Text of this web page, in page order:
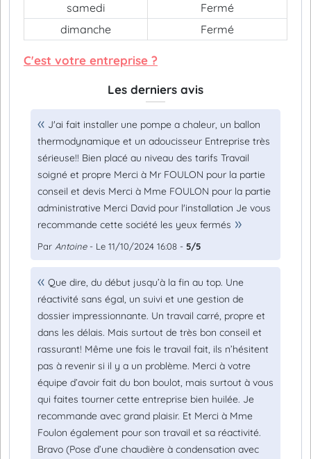
samedi
Fermé
dimanche
Fermé
C'est votre entreprise ?
Les derniers avis
J'ai fait installer une pompe a chaleur, un ballon
thermodynamique et un adoucisseur Entreprise très
sérieuse!! Bien placé au niveau des tarifs Travail
soigné et propre Merci à Mr FOULON pour la partie
conseil et devis Merci à Mme FOULON pour la partie
administrative Merci David pour l'installation Je vous
recommande cette société les yeux fermés
Par Antoine- Le 11/10/2024 16:08 - 5/5
Que dire, du début jusqu’à la fin au top. Une
réactivité sans égal, un suivi et une gestion de
dossier impressionnante. Un travail carré, propre et
dans les délais. Mais surtout de très bon conseil et
rassurant! Même une fois le travail fait, ils n’hésitent
pas à revenir si il y a un problème. Merci à votre
équipe d’avoir fait du bon boulot, mais surtout à vous
qui faites tourner cette entreprise bien huilée. Je
recommande avec grand plaisir. Et Merci à Mme
Foulon également pour son travail et sa réactivité.
Bravo (Pose d’une chaudière à condensation avec